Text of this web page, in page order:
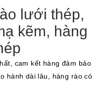
lưới thép,
kẽm, hàng
cam kết hàng đảm bảo
hành dài lâu, hàng rào có